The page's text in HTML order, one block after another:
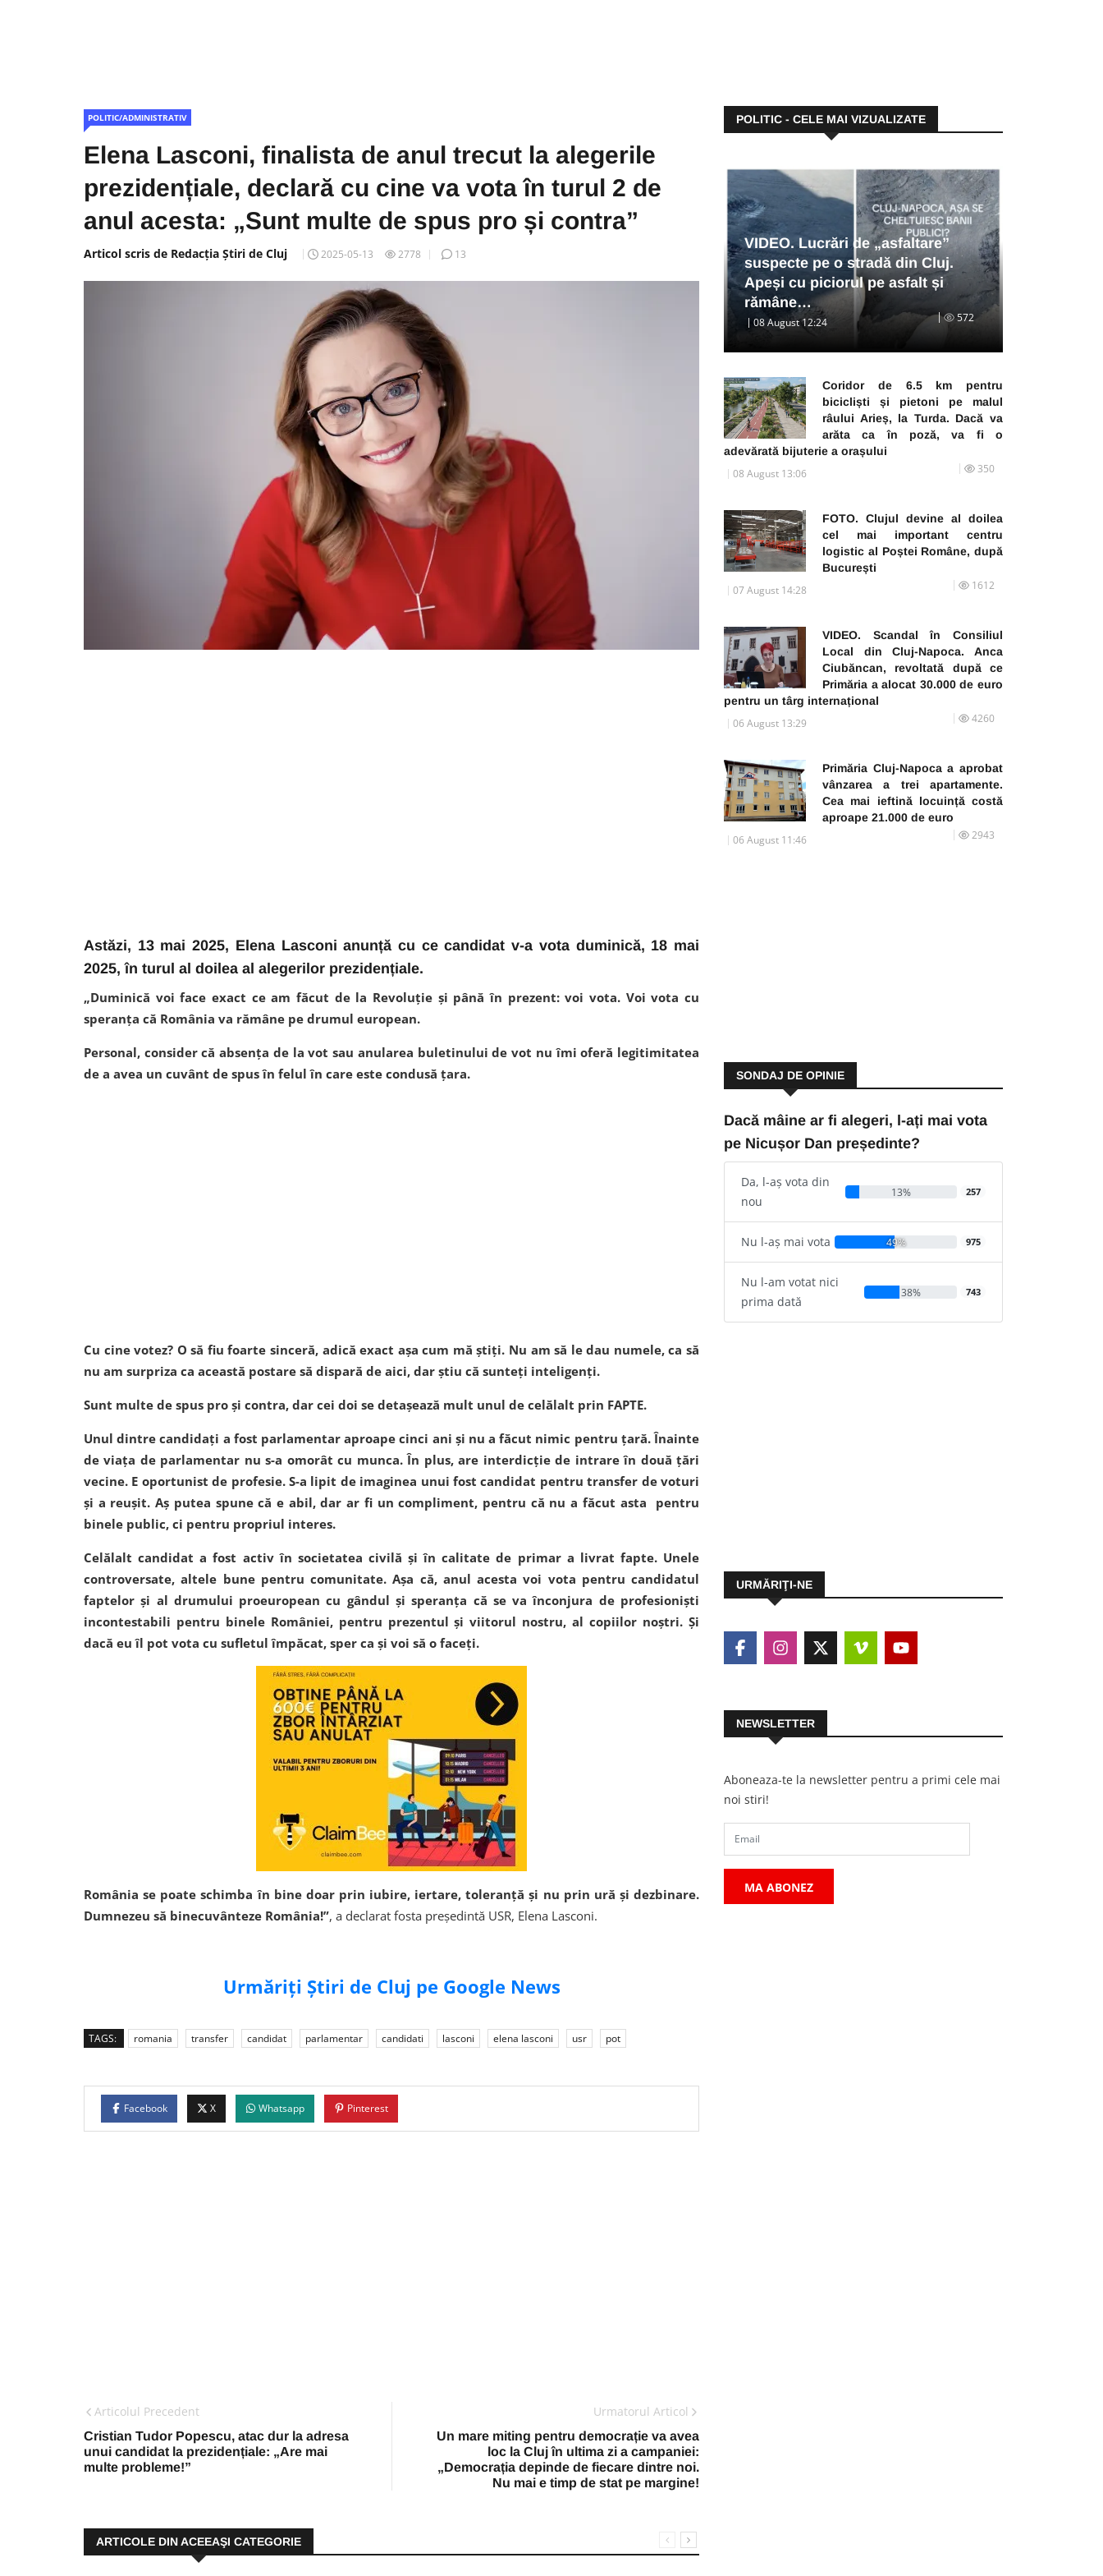
POLITIC/ADMINISTRATIV
Elena Lasconi, finalista de anul trecut la alegerile
prezidențiale, declară cu cine va vota în turul 2 de
anul acesta: „Sunt multe de spus pro și contra”
Articol scris de Redacția Știri de Cluj 2025-05-13 2778 13
Astăzi, 13 mai 2025, Elena Lasconi anunță cu ce candidat v-a vota duminică, 18 mai
2025, în turul al doilea al alegerilor prezidențiale.
„Duminică voi face exact ce am făcut de la Revoluție și până în prezent: voi vota. Voi vota cu
speranța că România va rămâne pe drumul european.
Personal, consider că absența de la vot sau anularea buletinului de vot nu îmi oferă legitimitatea
de a avea un cuvânt de spus în felul în care este condusă țara.
Cu cine votez? O să fiu foarte sinceră, adică exact așa cum mă știți. Nu am să le dau numele, ca să
nu am surpriza ca această postare să dispară de aici, dar știu că sunteți inteligenți.
Sunt multe de spus pro și contra, dar cei doi se detașează mult unul de celălalt prin FAPTE.
Unul dintre candidați a fost parlamentar aproape cinci ani și nu a făcut nimic pentru țară. Înainte
de viața de parlamentar nu s-a omorât cu munca. În plus, are interdicție de intrare în două țări
vecine. E oportunist de profesie. S-a lipit de imaginea unui fost candidat pentru transfer de voturi
și a reușit. Aș putea spune că e abil, dar ar fi un compliment, pentru că nu a făcut asta pentru
binele public, ci pentru propriul interes.
Celălalt candidat a fost activ în societatea civilă și în calitate de primar a livrat fapte. Unele
controversate, altele bune pentru comunitate. Așa că, anul acesta voi vota pentru candidatul
faptelor și al drumului proeuropean cu gândul și speranța că se va înconjura de profesioniști
incontestabili pentru binele României, pentru prezentul și viitorul nostru, al copiilor noștri. Și
dacă eu îl pot vota cu sufletul împăcat, sper ca și voi să o faceți.
România se poate schimba în bine doar prin iubire, iertare, toleranță și nu prin ură și dezbinare.
Dumnezeu să binecuvânteze România!”, a declarat fosta președintă USR, Elena Lasconi.
Urmăriți Știri de Cluj pe Google News
TAGS: romania transfer candidat parlamentar candidati lasconi elena lasconi usr pot
Facebook X Whatsapp Pinterest
Articolul Precedent
Cristian Tudor Popescu, atac dur la adresa
unui candidat la prezidențiale: „Are mai
multe probleme!”
Urmatorul Articol
Un mare miting pentru democrație va avea
loc la Cluj în ultima zi a campaniei:
„Democrația depinde de fiecare dintre noi.
Nu mai e timp de stat pe margine!
ARTICOLE DIN ACEEAŞI CATEGORIE
POLITIC - CELE MAI VIZUALIZATE
VIDEO. Lucrări de „asfaltare”
suspecte pe o stradă din Cluj.
Apeși cu piciorul pe asfalt și
rămâne…
08 August 12:24 572
Coridor de 6.5 km pentru
bicicliști și pietoni pe malul
râului Arieș, la Turda. Dacă va
arăta ca în poză, va fi o
adevărată bijuterie a orașului
08 August 13:06 350
FOTO. Clujul devine al doilea
cel mai important centru
logistic al Poștei Române, după
București
07 August 14:28 1612
VIDEO. Scandal în Consiliul
Local din Cluj-Napoca. Anca
Ciubăncan, revoltată după ce
Primăria a alocat 30.000 de euro
pentru un târg internațional
06 August 13:29 4260
Primăria Cluj-Napoca a aprobat
vânzarea a trei apartamente.
Cea mai ieftină locuință costă
aproape 21.000 de euro
06 August 11:46 2943
SONDAJ DE OPINIE
Dacă mâine ar fi alegeri, l-ați mai vota
pe Nicușor Dan președinte?
Da, l-aș vota din
nou
13% 257
Nu l-aș mai vota 49% 975
Nu l-am votat nici
prima dată
38% 743
URMĂRIŢI-NE
NEWSLETTER
Aboneaza-te la newsletter pentru a primi cele mai
noi stiri!
MA ABONEZ